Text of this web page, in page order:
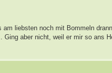
am liebsten noch mit Bommeln
aber nicht, weil er mir so ans